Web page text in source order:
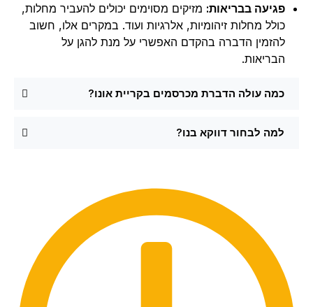
פגיעה בבריאות: מזיקים מסוימים יכולים להעביר מחלות,
כולל מחלות זיהומיות, אלרגיות ועוד. במקרים אלו, חשוב
להזמין הדברה בהקדם האפשרי על מנת להגן על
הבריאות.
כמה עולה הדברת מכרסמים בקריית אונו?
למה לבחור דווקא בנו?